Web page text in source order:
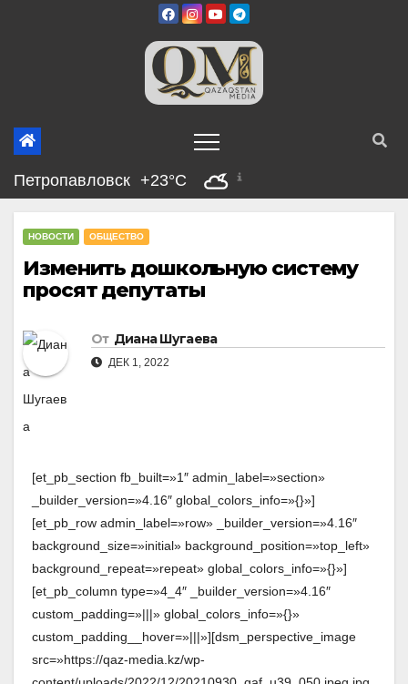
Петропавловск +23°C
НОВОСТИ ОБЩЕСТВО
Изменить дошкольную систему
просят депутаты
От Диана Шугаева
ДЕК 1, 2022
[et_pb_section fb_built=»1″ admin_label=»section»
_builder_version=»4.16″ global_colors_info=»{}»]
[et_pb_row admin_label=»row» _builder_version=»4.16″
background_size=»initial» background_position=»top_left»
background_repeat=»repeat» global_colors_info=»{}»]
[et_pb_column type=»4_4″ _builder_version=»4.16″
custom_padding=»|||» global_colors_info=»{}»
custom_padding__hover=»|||»][dsm_perspective_image
src=»https://qaz-media.kz/wp-